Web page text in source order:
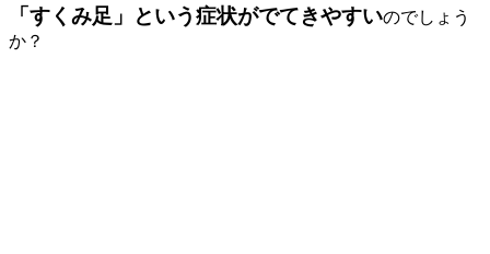
「すくみ足」という症状がでてきやすいのでしょう
か？